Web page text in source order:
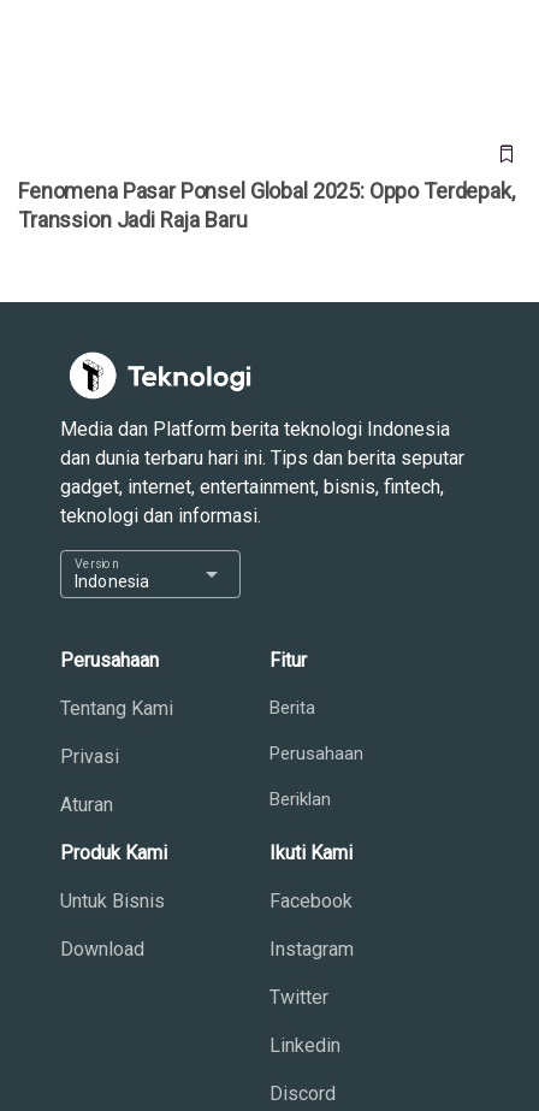
Fenomena Pasar Ponsel Global 2025: Oppo Terdepak,
Transsion Jadi Raja Baru
Media dan Platform berita teknologi Indonesia
dan dunia terbaru hari ini. Tips dan berita seputar
gadget, internet, entertainment, bisnis, fintech,
teknologi dan informasi.
Indonesia
Version arrow_drop_down
Perusahaan
Tentang Kami
Privasi
Aturan
Fitur
Berita
Perusahaan
Beriklan
Produk Kami
Untuk Bisnis
Download
Ikuti Kami
Facebook
Instagram
Twitter
Linkedin
Discord